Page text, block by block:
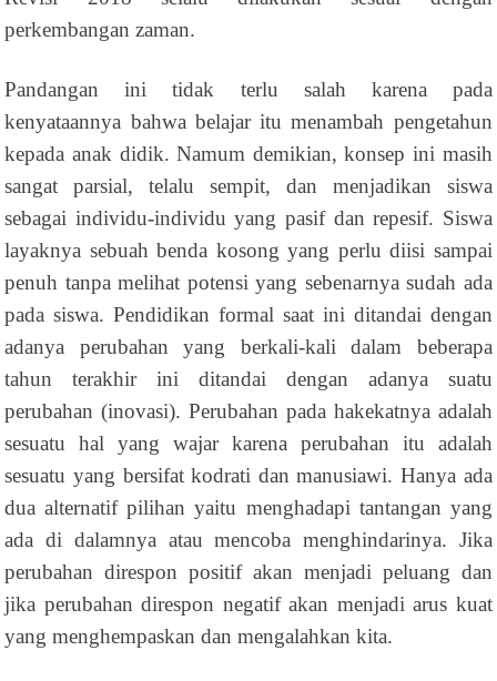
perkembangan zaman.
Pandangan ini tidak terlu salah karena pada
kenyataannya bahwa belajar itu menambah pengetahun
kepada anak didik. Namum demikian, konsep ini masih
sangat parsial, telalu sempit, dan menjadikan siswa
sebagai individu-individu yang pasif dan repesif. Siswa
layaknya sebuah benda kosong yang perlu diisi sampai
penuh tanpa melihat potensi yang sebenarnya sudah ada
pada siswa. Pendidikan formal saat ini ditandai dengan
adanya perubahan yang berkali-kali dalam beberapa
tahun terakhir ini ditandai dengan adanya suatu
perubahan (inovasi). Perubahan pada hakekatnya adalah
sesuatu hal yang wajar karena perubahan itu adalah
sesuatu yang bersifat kodrati dan manusiawi. Hanya ada
dua alternatif pilihan yaitu menghadapi tantangan yang
ada di dalamnya atau mencoba menghindarinya. Jika
perubahan direspon positif akan menjadi peluang dan
jika perubahan direspon negatif akan menjadi arus kuat
yang menghempaskan dan mengalahkan kita.